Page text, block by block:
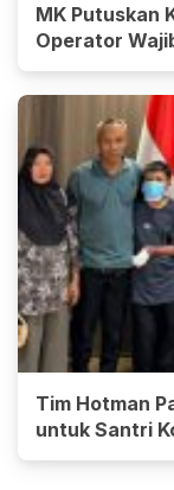
MK Putuskan
Operator
Tim Hotman
untuk Santri